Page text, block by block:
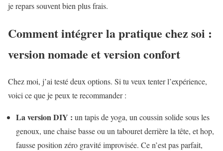
je repars souvent bien plus frais.
Comment intégrer la pratique chez soi :
version nomade et version confort
Chez moi, j’ai testé deux options. Si tu veux tenter l’expérience,
voici ce que je peux te recommander :
La version DIY : un tapis de yoga, un coussin solide sous les
genoux, une chaise basse ou un tabouret derrière la tête, et hop,
fausse position zéro gravité improvisée. Ce n’est pas parfait,